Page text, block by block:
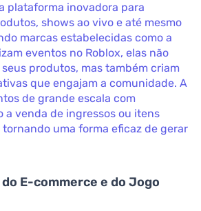
plataforma inovadora para
shows ao vivo e até mesmo
marcas estabelecidas como a
eventos no Roblox, elas não
produtos, mas também criam
que engajam a comunidade. A
de grande escala com
a venda de ingressos ou itens
uma forma eficaz de gerar
E-commerce e do Jogo